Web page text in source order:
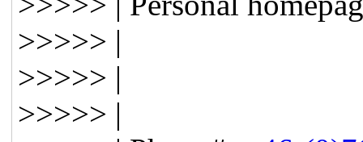
>>>>> |
>>>>> |
>>>>> |